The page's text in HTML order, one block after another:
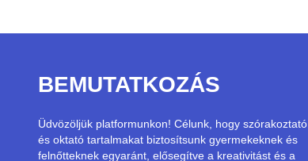
BEMUTATKOZÁS
Üdvözöljük platformunkon! Célunk, hogy szórakoztató
és oktató tartalmakat biztosítsunk gyermekeknek és
felnőtteknek egyaránt, elősegítve a kreativitást és a